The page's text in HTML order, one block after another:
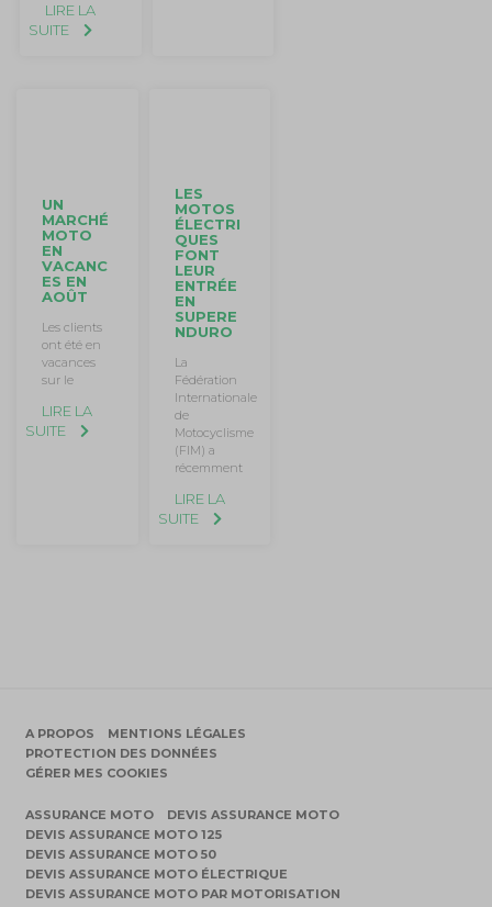
LIRE LA
SUITE
UN
MARCHÉ
MOTO
EN
VACANC
ES EN
AOÛT
Les clients
ont été en
vacances
sur le
LIRE LA
SUITE
LES
MOTOS
ÉLECTRI
QUES
FONT
LEUR
ENTRÉE
EN
SUPERE
NDURO
La
Fédération
Internationale
de
Motocyclisme
(FIM) a
récemment
LIRE LA
SUITE
A PROPOS
MENTIONS LÉGALES
PROTECTION DES DONNÉES
GÉRER MES COOKIES
ASSURANCE MOTO
DEVIS ASSURANCE MOTO
DEVIS ASSURANCE MOTO 125
DEVIS ASSURANCE MOTO 50
DEVIS ASSURANCE MOTO ÉLECTRIQUE
DEVIS ASSURANCE MOTO PAR MOTORISATION